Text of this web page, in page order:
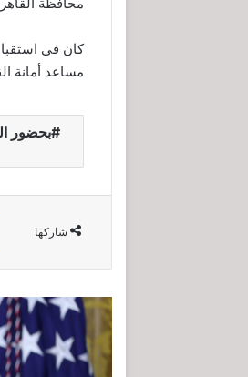
كان فى
مساعد أمانة
بحضور
شاركها